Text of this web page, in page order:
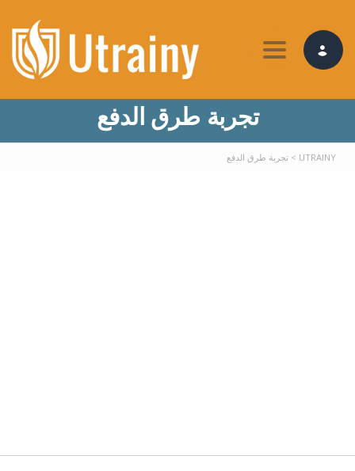
Toggle
تجربة طرق الدفع
UTRAINY
> تجربة طرق الدفع